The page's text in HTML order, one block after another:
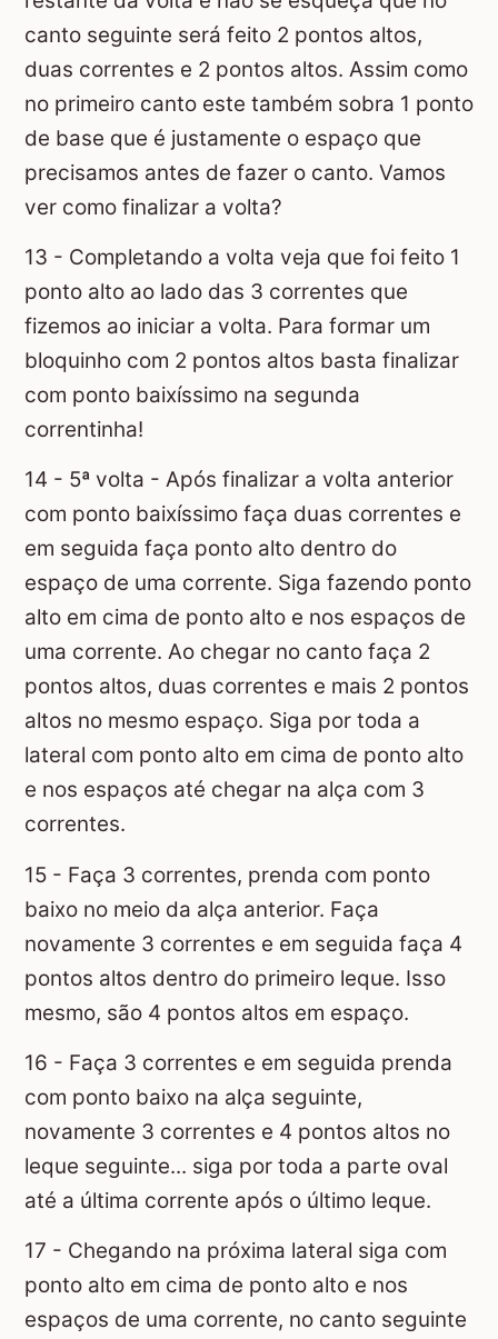
canto seguinte será feito 2 pontos altos,
duas correntes e 2 pontos altos. Assim como
no primeiro canto este também sobra 1 ponto
de base que é justamente o espaço que
precisamos antes de fazer o canto. Vamos
ver como finalizar a volta?
13 - Completando a volta veja que foi feito 1
ponto alto ao lado das 3 correntes que
fizemos ao iniciar a volta. Para formar um
bloquinho com 2 pontos altos basta finalizar
com ponto baixíssimo na segunda
correntinha!
14 - 5ª volta - Após finalizar a volta anterior
com ponto baixíssimo faça duas correntes e
em seguida faça ponto alto dentro do
espaço de uma corrente. Siga fazendo ponto
alto em cima de ponto alto e nos espaços de
uma corrente. Ao chegar no canto faça 2
pontos altos, duas correntes e mais 2 pontos
altos no mesmo espaço. Siga por toda a
lateral com ponto alto em cima de ponto alto
e nos espaços até chegar na alça com 3
correntes.
15 - Faça 3 correntes, prenda com ponto
baixo no meio da alça anterior. Faça
novamente 3 correntes e em seguida faça 4
pontos altos dentro do primeiro leque. Isso
mesmo, são 4 pontos altos em espaço.
16 - Faça 3 correntes e em seguida prenda
com ponto baixo na alça seguinte,
novamente 3 correntes e 4 pontos altos no
leque seguinte... siga por toda a parte oval
até a última corrente após o último leque.
17 - Chegando na próxima lateral siga com
ponto alto em cima de ponto alto e nos
espaços de uma corrente, no canto seguinte